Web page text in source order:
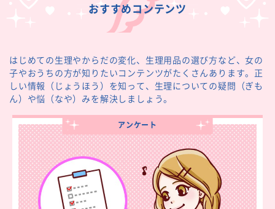
おすすめコンテンツ
はじめての生理やからだの変化、生理用品の選び方など、女の
子やおうちの方が知りたいコンテンツがたくさんあります。正
しい情報（じょうほう）を知って、生理についての疑問（ぎも
ん）や悩（なや）みを解決しましょう。
アンケート